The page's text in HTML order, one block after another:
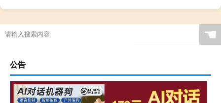
☚
公告